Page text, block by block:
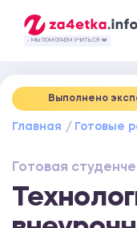
- МЫ ПОМОГАЕМ УЧИТЬСЯ ❤️
Выполнено
Главная Готовые
Готовая